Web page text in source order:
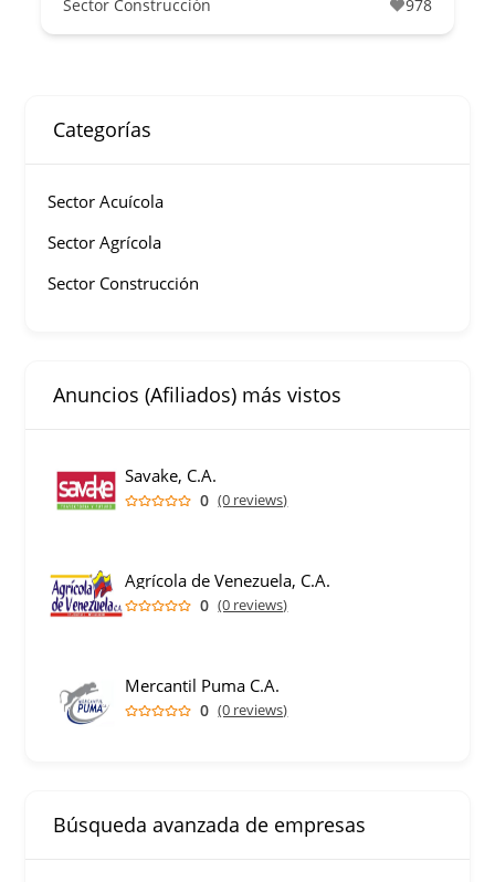
Sector Construcción 978
Categorías
Sector Acuícola
Sector Agrícola
Sector Construcción
Anuncios (Afiliados) más vistos
Savake, C.A.
0 (0 reviews)
Agrícola de Venezuela, C.A.
0 (0 reviews)
Mercantil Puma C.A.
0 (0 reviews)
Búsqueda avanzada de empresas